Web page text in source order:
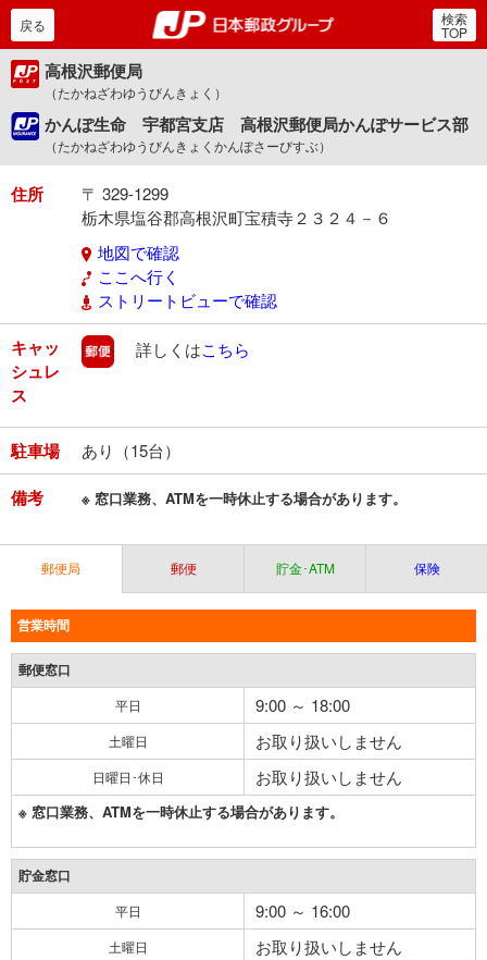
郵便局・日本郵政グルー
戻る 検索
TOP
高根沢郵便局
（たかねざわゆうびんきょく）
かんぽ生命 宇都宮支店 高根沢郵便局かんぽサービス部
（たかねざわゆうびんきょくかんぽさーびすぶ）
住所
〒 329-1299
栃木県塩谷郡高根沢町宝積寺２３２４－６
地図で確認
ここへ行く
ストリートビューで確認
キャッ
シュレ
ス
郵便
詳しくはこちら
駐車場 あり（15台）
備考 ※ 窓口業務、ATMを一時休止する場合があります。
郵便局 郵便 貯金･ATM 保険
営業時間
郵便窓口
平日 9:00 ～ 18:00
土曜日 お取り扱いしません
日曜日･休日 お取り扱いしません
※ 窓口業務、ATMを一時休止する場合があります。
貯金窓口
平日 9:00 ～ 16:00
土曜日 お取り扱いしません